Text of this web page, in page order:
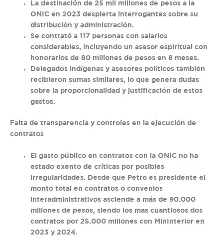
La destinación de 25 mil millones de pesos a la
ONIC en 2023 despierta interrogantes sobre su
distribución y administración.
Se contrató a 117 personas con salarios
considerables, incluyendo un asesor espiritual con
honorarios de 80 millones de pesos en 8 meses.
Delegados indígenas y asesores políticos también
recibieron sumas similares, lo que genera dudas
sobre la proporcionalidad y justificación de estos
gastos.
Falta de transparencia y controles en la ejecución de
contratos
El gasto público en contratos con la ONIC no ha
estado exento de críticas por posibles
irregularidades. Desde que Petro es presidente el
monto total en contratos o convenios
interadministrativos asciende a más de 90.000
millones de pesos, siendo los mas cuantiosos dos
contratos por 25.000 millones con MinInterior en
2023 y 2024.